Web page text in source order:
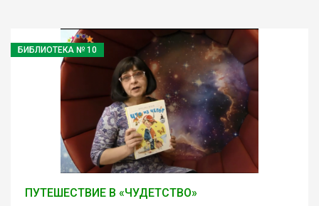
БИБЛИОТЕКА № 10
ПУТЕШЕСТВИЕ В «ЧУДЕТСТВО»